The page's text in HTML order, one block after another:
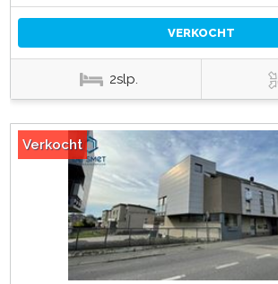
VERKOCHT
2slp.
Verkocht